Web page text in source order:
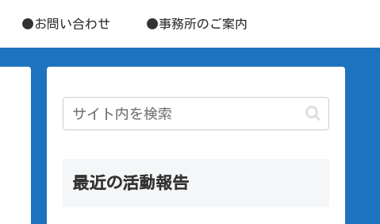
●お問い合わせ ●事務所のご案内
最近の活動報告